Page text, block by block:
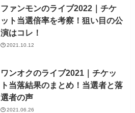
ファンモンのライブ2022｜チケ
ット当選倍率を考察！狙い目の公
演はコレ！
2021.10.12
ワンオクのライブ2021｜チケッ
ト当落結果のまとめ！当選者と落
選者の声
2021.06.26